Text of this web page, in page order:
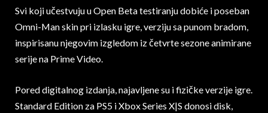
Svi koji učestvuju u Open Beta testiranju dobiće i poseban
Omni-Man skin pri izlasku igre, verziju sa punom bradom,
inspirisanu njegovim izgledom iz četvrte sezone animirane
serije na Prime Video.
Pored digitalnog izdanja, najavljene su i fizičke verzije igre.
Standard Edition za PS5 i Xbox Series X|S donosi disk,